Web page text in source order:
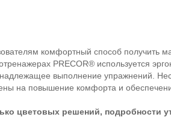
комфортный способ получить
PRECOR® используется
выполнение упражнений.
на повышение комфорта и
цветовых решений, подробности